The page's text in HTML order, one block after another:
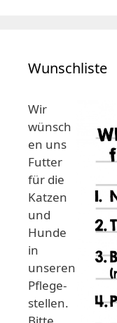
Wunschliste
Wir
wünsch
en uns
Futter
für die
Katzen
und
Hunde
in
unseren
Pflege-
stellen.